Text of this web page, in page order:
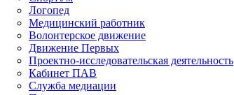
Логопед
Медицинский работник
Волонтерское движение
Движение Первых
Проектно-исследовательская деятельность
Кабинет ПАВ
Служба медиации